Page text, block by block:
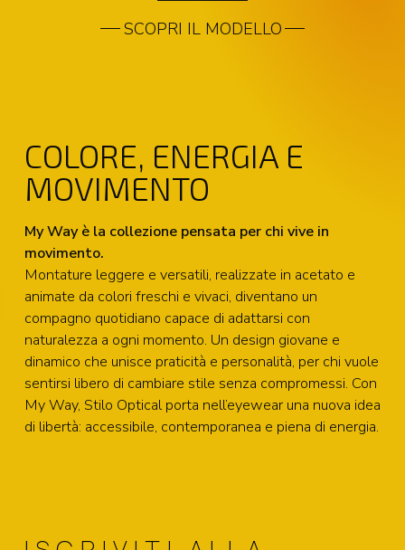
SCOPRI IL MODELLO
COLORE, ENERGIA E
MOVIMENTO
My Way è la collezione pensata per chi vive in
movimento.
Montature leggere e versatili, realizzate in acetato e
animate da colori freschi e vivaci, diventano un
compagno quotidiano capace di adattarsi con
naturalezza a ogni momento. Un design giovane e
dinamico che unisce praticità e personalità, per chi vuole
sentirsi libero di cambiare stile senza compromessi. Con
My Way, Stilo Optical porta nell’eyewear una nuova idea
di libertà: accessibile, contemporanea e piena di energia.